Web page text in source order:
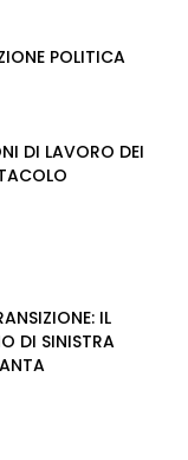
POLITICA
DI LAVORO DEI
IL
DI SINISTRA